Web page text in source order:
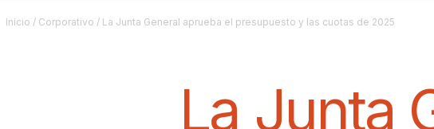
Inicio / Corporativo / La Junta General aprueba el presupuesto y las cuotas de 2025
La Junta